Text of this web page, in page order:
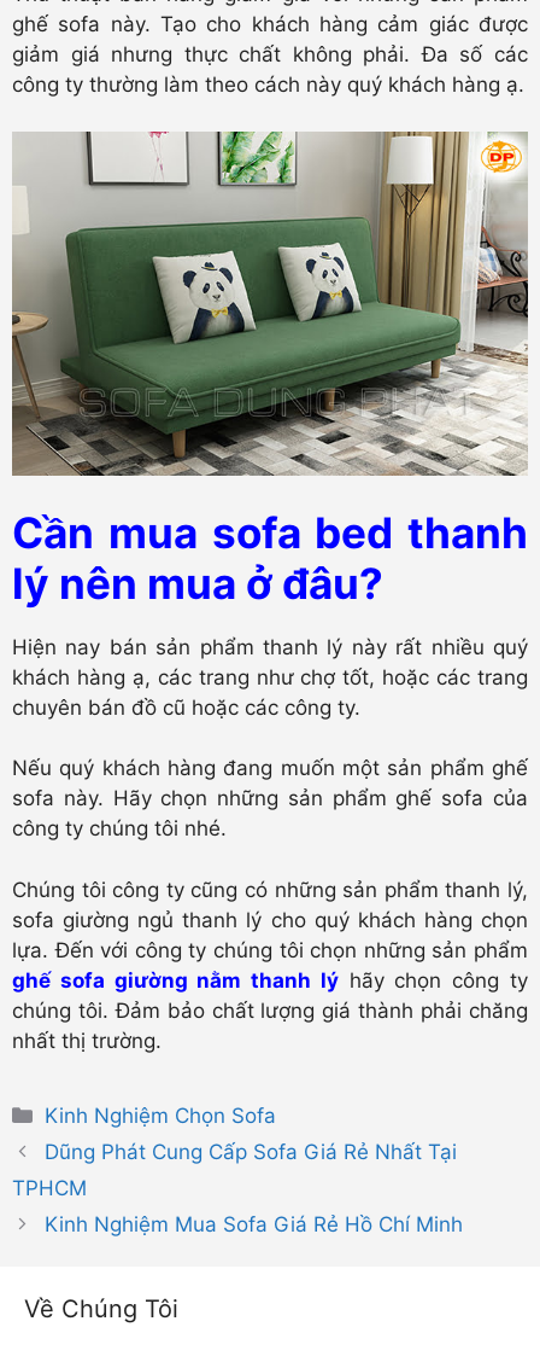
ghế sofa này. Tạo cho khách hàng cảm giác được
giảm giá nhưng thực chất không phải. Đa số các
công ty thường làm theo cách này quý khách hàng ạ.
Cần mua sofa bed thanh
lý nên mua ở đâu?
Hiện nay bán sản phẩm thanh lý này rất nhiều quý
khách hàng ạ, các trang như chợ tốt, hoặc các trang
chuyên bán đồ cũ hoặc các công ty.
Nếu quý khách hàng đang muốn một sản phẩm ghế
sofa này. Hãy chọn những sản phẩm ghế sofa của
công ty chúng tôi nhé.
Chúng tôi công ty cũng có những sản phẩm thanh lý,
sofa giường ngủ thanh lý cho quý khách hàng chọn
lựa. Đến với công ty chúng tôi chọn những sản phẩm
ghế sofa giường nằm thanh lýhãy chọn công ty
chúng tôi. Đảm bảo chất lượng giá thành phải chăng
nhất thị trường.
Danh
mục
Kinh Nghiệm Chọn Sofa
Dũng Phát Cung Cấp Sofa Giá Rẻ Nhất Tại
TPHCM
Kinh Nghiệm Mua Sofa Giá Rẻ Hồ Chí Minh
Về Chúng Tôi